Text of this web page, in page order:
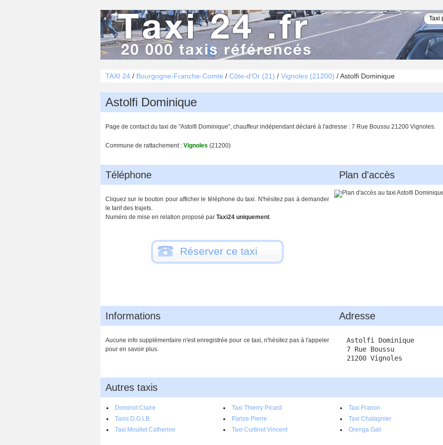
TAXI 24 / Bourgogne-Franche-Comté / Côte-d'Or (21) / Vignoles (21200) /Astolfi Dominique
Astolfi Dominique
Page de contact du taxi de "Astolfi Dominique", chauffeur indépendant déclaré à l'adresse : 7 Rue Boussu 21200 Vignoles.
Commune de rattachement : Vignoles (21200)
Téléphone
Cliquez sur le bouton pour afficher le téléphone du taxi. N'hésitez pas à demander
le tarif des trajets.
Numéro de mise en relation proposé par Taxi24 uniquement.
Réserver ce taxi
Plan d'accès
Informations
Aucune info supplémentaire n'est enregistrée pour ce taxi, n'hésitez pas à l'appeler
pour en savoir plus.
Adresse
Astolfi Dominique
7 Rue Boussu
21200 Vignoles
Autres taxis
Dominot Claire Taxi Thierry Picard Taxi Franon
Taxis D.G.LB
Parize Pierre Taxi Chatagnier
Taxi Moullet Catherine
Taxi Curtinot Vincent Orenga Gali